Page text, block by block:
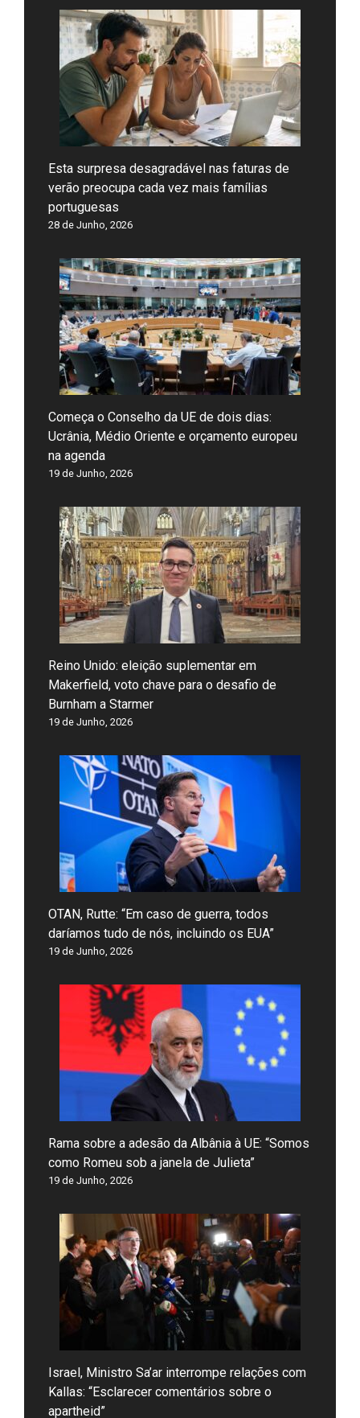
Esta surpresa desagradável nas faturas de
verão preocupa cada vez mais famílias
portuguesas
28 de Junho, 2026
Começa o Conselho da UE de dois dias:
Ucrânia, Médio Oriente e orçamento europeu
na agenda
19 de Junho, 2026
Reino Unido: eleição suplementar em
Makerfield, voto chave para o desafio de
Burnham a Starmer
19 de Junho, 2026
OTAN, Rutte: “Em caso de guerra, todos
daríamos tudo de nós, incluindo os EUA”
19 de Junho, 2026
Rama sobre a adesão da Albânia à UE: “Somos
como Romeu sob a janela de Julieta”
19 de Junho, 2026
Israel, Ministro Sa’ar interrompe relações com
Kallas: “Esclarecer comentários sobre o
apartheid”